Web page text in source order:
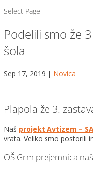
Select Page
Podelili smo že
šola
Sep 17, 2019 | Novica
Plapola že 3.
Naš projekt Avtizem –
vrata. Veliko smo postorili
OŠ Grm prejemnica